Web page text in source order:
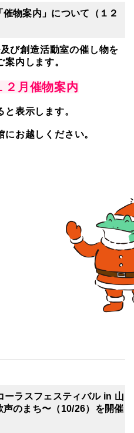
物案内」について（１２
び創造活動室の催し物を
案内します。
月催物案内
表示します。
お越しください。
ーラスフェスティバル in 山
のまち〜（10/26）を開催